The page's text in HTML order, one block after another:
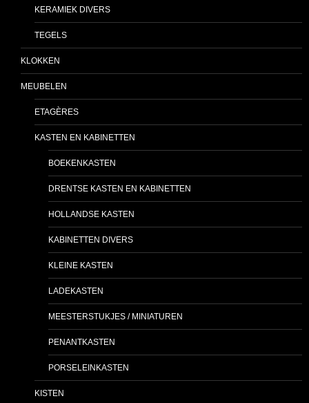
KERAMIEK DIVERS
TEGELS
KLOKKEN
MEUBELEN
ETAGÈRES
KASTEN EN KABINETTEN
BOEKENKASTEN
DRENTSE KASTEN EN KABINETTEN
HOLLANDSE KASTEN
KABINETTEN DIVERS
KLEINE KASTEN
LADEKASTEN
MEESTERSTUKJES / MINIATUREN
PENANTKASTEN
PORSELEINKASTEN
KISTEN